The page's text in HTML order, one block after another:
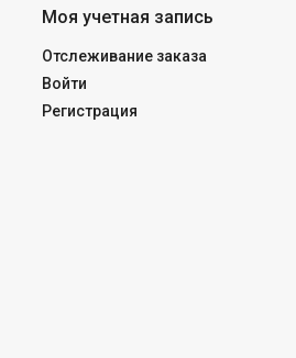
Моя учетная запись
Отслеживание заказа
Войти
Регистрация